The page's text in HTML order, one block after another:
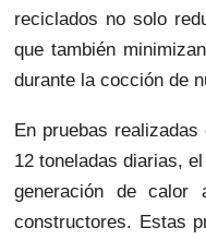
reciclados no solo
que también
durante la cocción de
En pruebas realizadas
12 toneladas diarias,
generación de calor
constructores. Estas